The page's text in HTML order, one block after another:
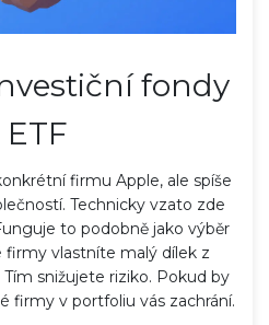
fondy
ETF
firmu Apple, ale spíše
Technicky vzato zde
to podobně jako výběr
firmy vlastníte malý dílek z
snižujete riziko. Pokud by
firmy v portfoliu vás zachrání.